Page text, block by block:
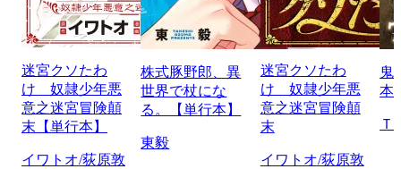
迷宮クソたわ
け 奴隷少年悪
意之迷宮冒険顛
末【単行本】
イワトオ/荻原敦
株式豚野郎、異
世界で杖にな
る。【単行本】
東毅
迷宮クソたわ
け 奴隷少年悪
意之迷宮冒険顛
末
イワトオ/荻原敦
鬼
本
Ｔ